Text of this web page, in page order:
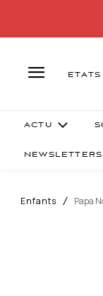
ETATS
ACTU
NEWSLETTERS
Enfants Papa